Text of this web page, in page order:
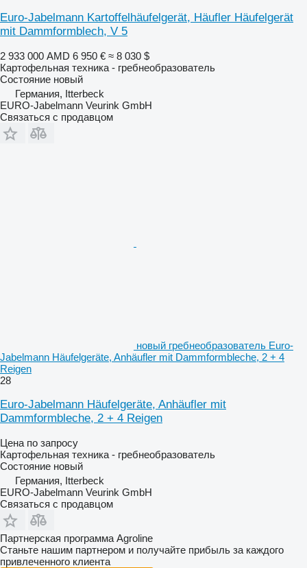
Euro-Jabelmann Kartoffelhäufelgerät, Häufler Häufelgerät
mit Dammformblech, V 5
2 933 000 AMD 6 950 € ≈ 8 030 $
Картофельная техника - гребнеобразователь
Состояние новый
Германия, Itterbeck
EURO-Jabelmann Veurink GmbH
Связаться с продавцом
новый гребнеобразователь Euro-
Jabelmann Häufelgeräte, Anhäufler mit Dammformbleche, 2 + 4
Reigen
28
Euro-Jabelmann Häufelgeräte, Anhäufler mit
Dammformbleche, 2 + 4 Reigen
Цена по запросу
Картофельная техника - гребнеобразователь
Состояние новый
Германия, Itterbeck
EURO-Jabelmann Veurink GmbH
Связаться с продавцом
Партнерская программа Agroline
Станьте нашим партнером и получайте прибыль за каждого
привлеченного клиента